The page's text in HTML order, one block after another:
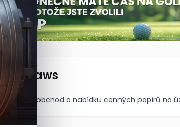
blocked
sky laws
obchod a nabídku cenných papírů na